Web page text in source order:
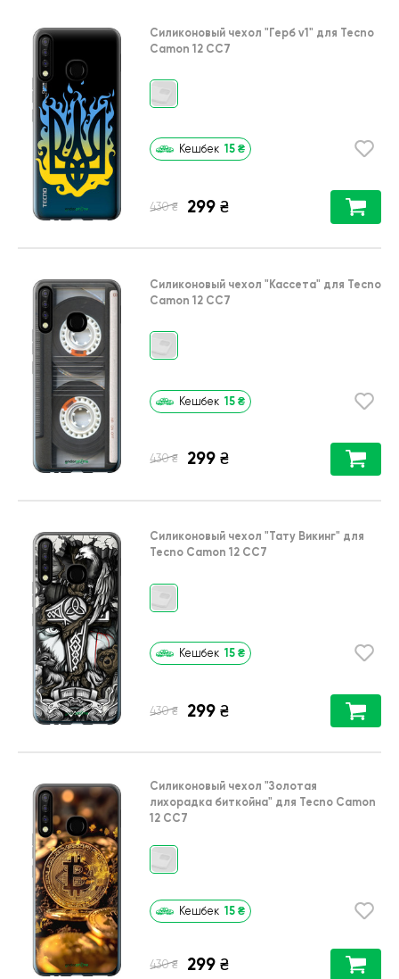
Силиконовый чехол "Герб v1" для Tecno
Camon 12 CC7
Кешбек 15 ₴
430 ₴ 299 ₴
Силиконовый чехол "Кассета" для Tecno
Camon 12 CC7
Кешбек 15 ₴
430 ₴ 299 ₴
Силиконовый чехол "Тату Викинг" для
Tecno Camon 12 CC7
Кешбек 15 ₴
430 ₴ 299 ₴
Силиконовый чехол "Золотая
лихорадка биткойна" для Tecno Camon
12 CC7
Кешбек 15 ₴
430 ₴ 299 ₴